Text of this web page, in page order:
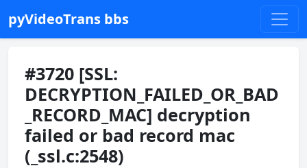
pyVideoTrans bbs
#3720 [SSL:
DECRYPTION_FAILED_OR_BAD
_RECORD_MAC] decryption
failed or bad record mac
(_ssl.c:2548)